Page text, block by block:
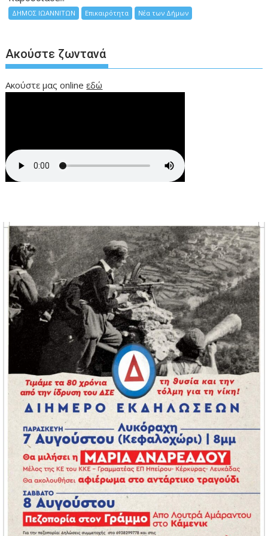
ΔΗΜΟΣ ΙΩΑΝΝΙΤΩΝ Επικαιρότητα Νέα των Δήμων
Ακούστε ζωντανά
Ακούστε μας onlineεδώ